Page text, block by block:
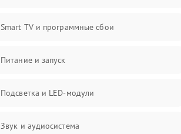
Smart TV и программные сбои
Питание и запуск
Подсветка и LED-модули
Звук и аудиосистема